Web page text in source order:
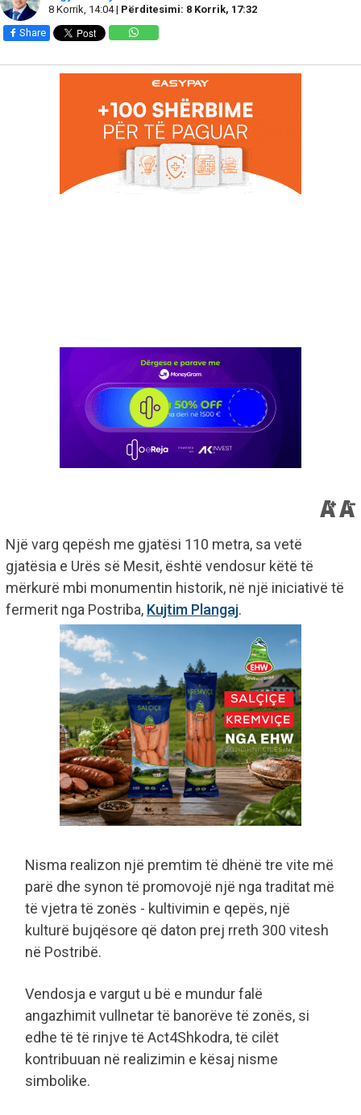
8 Korrik, 14:04 | Përditesimi: 8 Korrik, 17:32
Share
Një varg qepësh me gjatësi 110 metra, sa vetë
gjatësia e Urës së Mesit, është vendosur këtë të
mërkurë mbi monumentin historik, në një iniciativë të
fermerit nga Postriba, Kujtim Plangaj.
Nisma realizon një premtim të dhënë tre vite më
parë dhe synon të promovojë një nga traditat më
të vjetra të zonës - kultivimin e qepës, një
kulturë bujqësore që daton prej rreth 300 vitesh
në Postribë.
Vendosja e vargut u bë e mundur falë
angazhimit vullnetar të banorëve të zonës, si
edhe të të rinjve të Act4Shkodra, të cilët
kontribuuan në realizimin e kësaj nisme
simbolike.